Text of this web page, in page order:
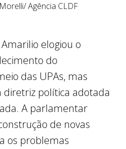
Agência CLDF
elogiou o
do
das UPAs, mas
política adotada
A parlamentar
de novas
os problemas